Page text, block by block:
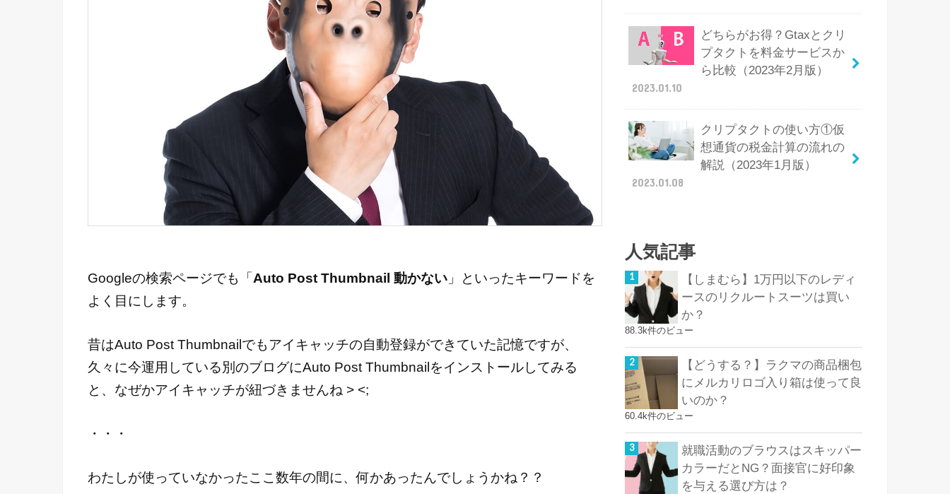
Googleの検索ページでも「 Auto Post Thumbnail 動かない 」といったキーワードを
よく目にします。
昔はAuto Post Thumbnailでもアイキャッチの自動登録ができていた記憶ですが、
久々に今運用している別のブログにAuto Post Thumbnailをインストールしてみる
と、なぜかアイキャッチが紐づきませんね > <;
・・・
わたしが使っていなかったここ数年の間に、何かあったんでしょうかね？？
どちらがお得？Gtaxとクリ
プタクトを料金サービスか
ら比較（2023年2月版）
2023.01.10
クリプタクトの使い方①仮
想通貨の税金計算の流れの
解説（2023年1月版）
2023.01.08
人気記事
【しまむら】1万円以下のレディ
ースのリクルートスーツは買い
か？
88.3k件のビュー
【どうする？】ラクマの商品梱包
にメルカリロゴ入り箱は使って良
いのか？
60.4k件のビュー
就職活動のブラウスはスキッパー
カラーだとNG？面接官に好印象
を与える選び方は？